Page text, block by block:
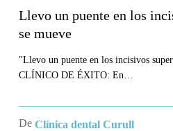
Llevo un puente en los
se mueve
"Llevo un puente en los incisivos
CLÍNICO DE ÉXITO: En…
De Clínica dental Curull